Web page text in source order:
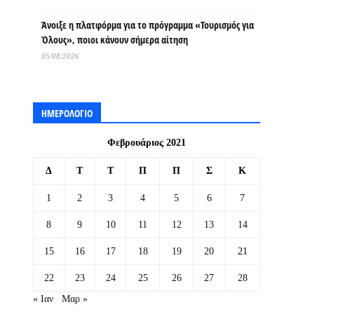
Άνοιξε η πλατφόρμα για το πρόγραμμα «Τουρισμός για
Όλους», ποιοι κάνουν σήμερα αίτηση
05/08/2026
ΗΜΕΡΟΛΟΓΙΟ
Φεβρουάριος 2021
Δ Τ Τ Π Π Σ Κ
1 2 3 4 5 6 7
8 9 10 11 12 13 14
15 16 17 18 19 20 21
22 23 24 25 26 27
28
« Ιαν
Μαρ »